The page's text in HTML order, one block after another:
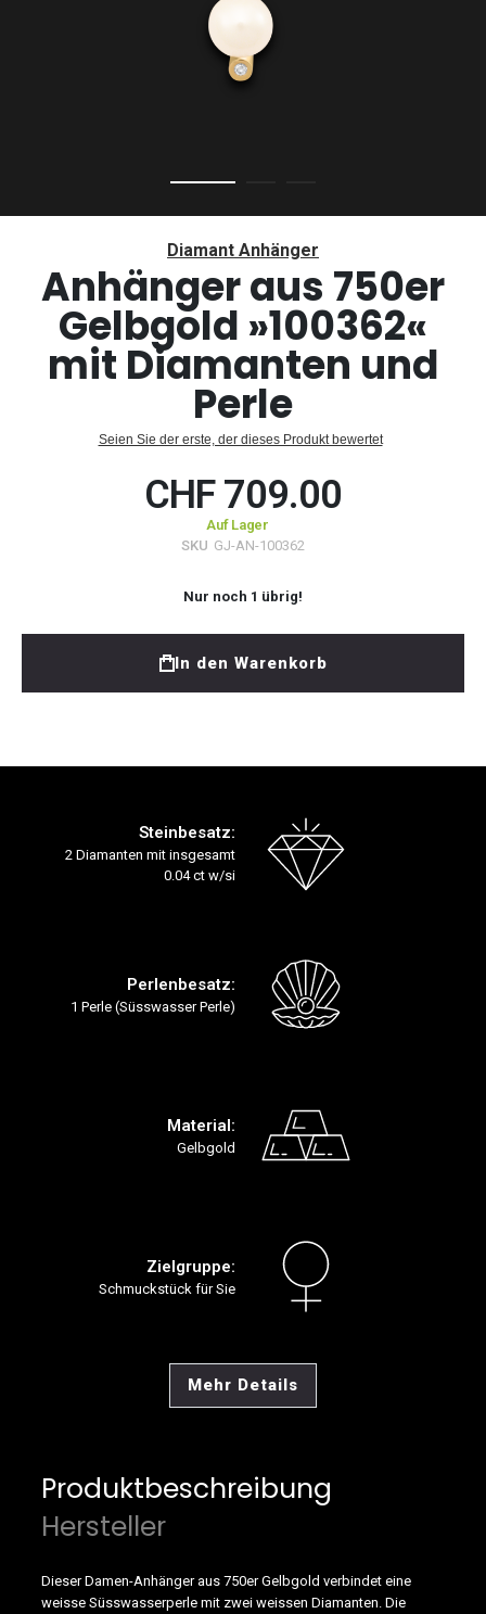
Bildergalerie
Diamant Anhänger
Anhänger aus 750er
Gelbgold »100362«
mit Diamanten und
Perle
Seien Sie der erste, der dieses Produkt bewertet
CHF 709.00
Auf Lager
SKU GJ-AN-100362
Nur noch 1 übrig!
In den Warenkorb
Steinbesatz:
2 Diamanten mit insgesamt
0.04 ct w/si
Perlenbesatz:
1 Perle (Süsswasser Perle)
Material:
Gelbgold
Zielgruppe:
Schmuckstück für Sie
Mehr Details
Produktbeschreibung
Hersteller
Dieser Damen-Anhänger aus 750er Gelbgold verbindet eine
weisse Süsswasserperle mit zwei weissen Diamanten. Die